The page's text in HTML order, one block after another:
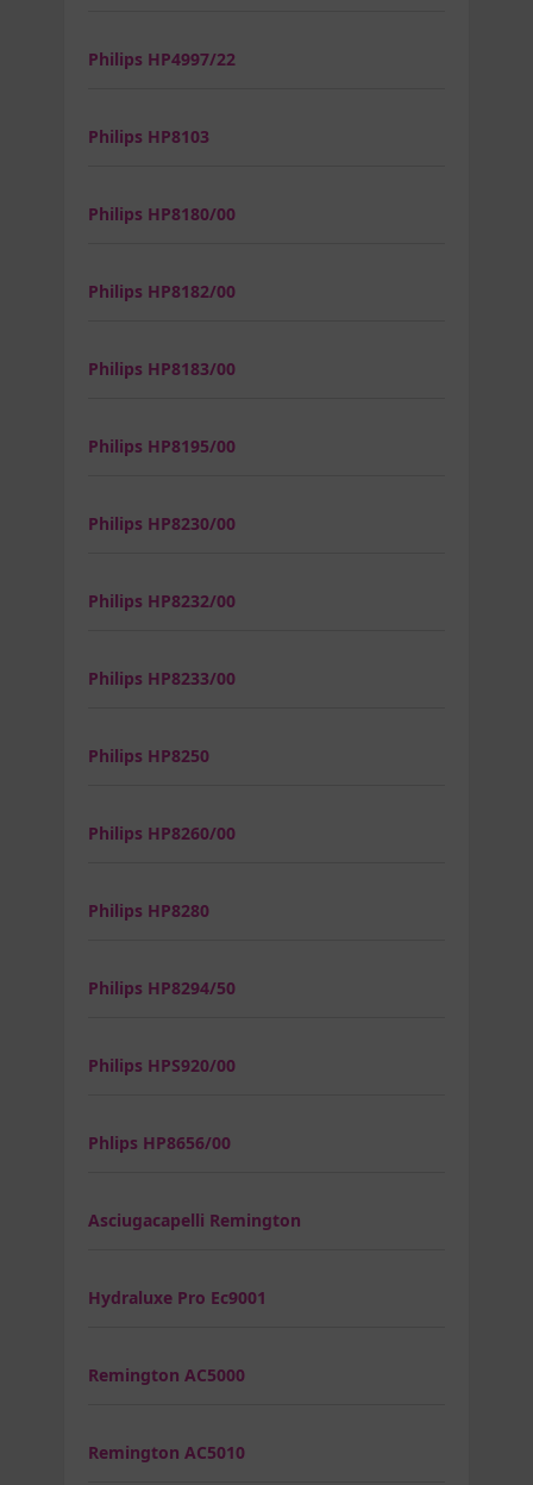
Philips HP4997/22
Philips HP8103
Philips HP8180/00
Philips HP8182/00
Philips HP8183/00
Philips HP8195/00
Philips HP8230/00
Philips HP8232/00
Philips HP8233/00
Philips HP8250
Philips HP8260/00
Philips HP8280
Philips HP8294/50
Philips HPS920/00
Phlips HP8656/00
Asciugacapelli Remington
Hydraluxe Pro Ec9001
Remington AC5000
Remington AC5010